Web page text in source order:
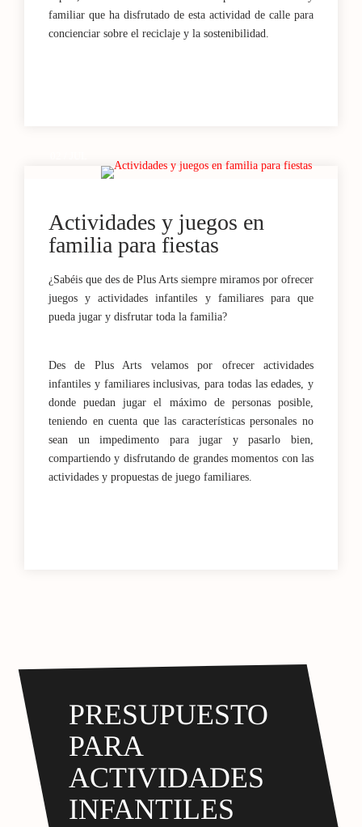
familiar que ha disfrutado de esta actividad de calle para
concienciar sobre el reciclaje y la sostenibilidad.
Actividades y juegos en
familia para fiestas
¿Sabéis que des de Plus Arts siempre miramos por ofrecer
juegos y actividades infantiles y familiares para que
pueda jugar y disfrutar toda la familia?
Des de Plus Arts velamos por ofrecer actividades
infantiles y familiares inclusivas, para todas las edades, y
donde puedan jugar el máximo de personas posible,
teniendo en cuenta que las características personales no
sean un impedimento para jugar y pasarlo bien,
compartiendo y disfrutando de grandes momentos con las
actividades y propuestas de juego familiares.
PRESUPUESTO
PARA
ACTIVIDADES
INFANTILES